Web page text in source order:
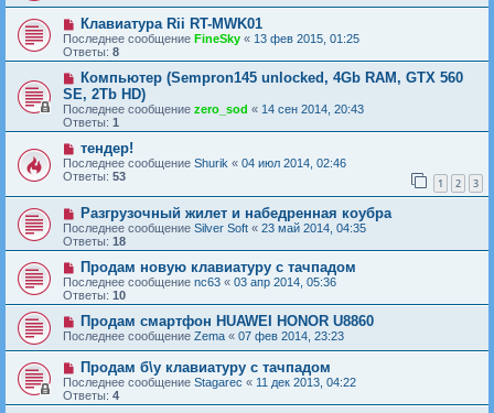
Клавиатура Rii RT-MWK01
Последнее сообщение FineSky « 13 фев 2015, 01:25
Ответы: 8
Компьютер (Sempron145 unlocked, 4Gb RAM, GTX 560
SE, 2Tb HD)
Последнее сообщение zero_sod « 14 сен 2014, 20:43
Ответы: 1
тендер!
Последнее сообщение Shurik « 04 июл 2014, 02:46
Ответы: 53 1 2 3
Разгрузочный жилет и набедренная коубра
Последнее сообщение Silver Soft « 23 май 2014, 04:35
Ответы: 18
Продам новую клавиатуру с тачпадом
Последнее сообщение nc63 « 03 апр 2014, 05:36
Ответы: 10
Продам смартфон HUAWEI HONOR U8860
Последнее сообщение Zema « 07 фев 2014, 23:23
Продам б\у клавиатуру с тачпадом
Последнее сообщение Stagarec « 11 дек 2013, 04:22
Ответы: 4